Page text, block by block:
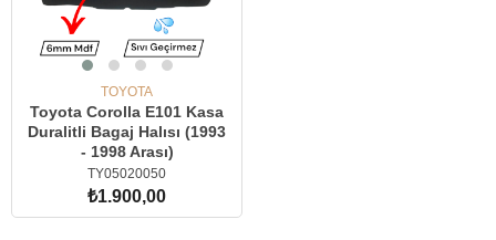
TOYOTA
Toyota Corolla E101 Kasa
Duralitli Bagaj Halısı (1993
- 1998 Arası)
TY05020050
₺1.900,00